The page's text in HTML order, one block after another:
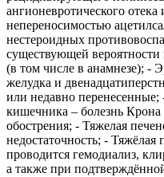
ангионевротического
непереносимостью
нестероидных
существующей вероятности
(в том числе в анамнезе); -
желудка и
или недавно перенесенные;
кишечника – болезнь
обострения; - Тяжелая
недостаточность; - Тяжёлая
проводится гемодиализ,
а также при